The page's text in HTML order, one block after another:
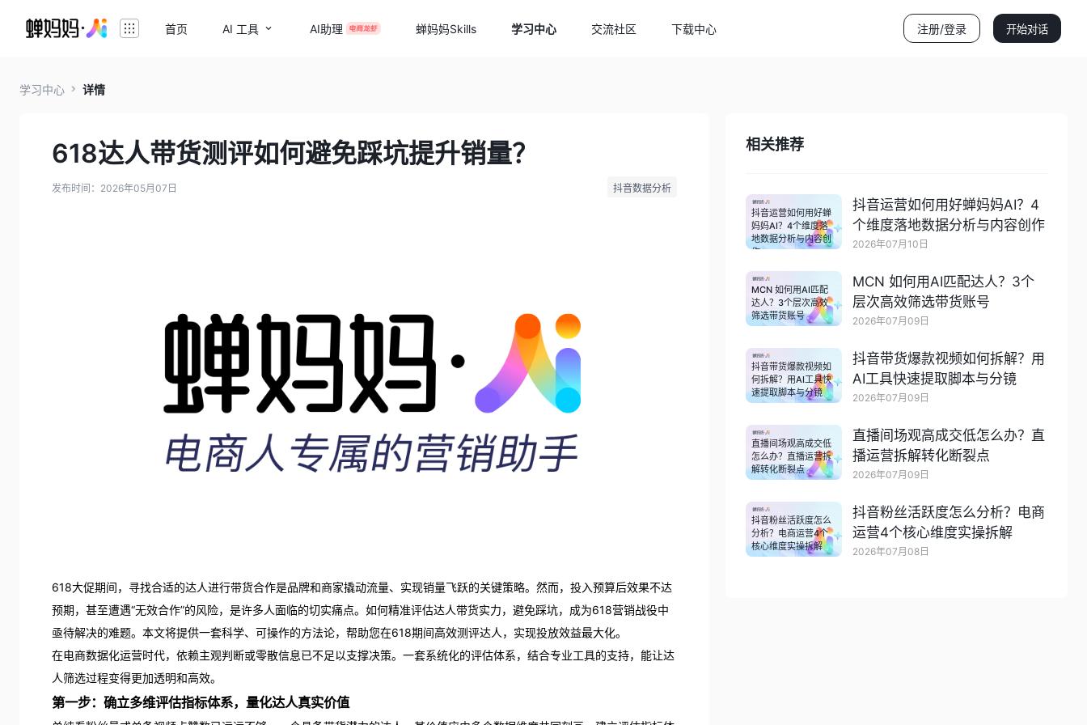
首页 AI 工具 AI助理 蝉妈妈Skills 学习中心 交流社区 下载中心 注册/登录 开始对话
学习中心 详情
618达人带货测评如何避免踩坑提升销量？
发布时间：2026年05月07日 抖音数据分析
618大促期间，寻找合适的达人进行带货合作是品牌和商家撬动流量、实现销量飞跃的关键策略。然而，投入预算后效果不达
预期，甚至遭遇“无效合作”的风险，是许多人面临的切实痛点。如何精准评估达人带货实力，避免踩坑，成为618营销战役中
亟待解决的难题。本文将提供一套科学、可操作的方法论，帮助您在618期间高效测评达人，实现投放效益最大化。
在电商数据化运营时代，依赖主观判断或零散信息已不足以支撑决策。一套系统化的评估体系，结合专业工具的支持，能让达
人筛选过程变得更加透明和高效。
第一步：确立多维评估指标体系，量化达人真实价值
相关推荐
抖音运营如何用好蝉
妈妈AI？4个维度落
地数据分析与内容创
作
抖音运营如何用好蝉妈妈AI？4
个维度落地数据分析与内容创作
2026年07月10日
MCN 如何用AI匹配
达人？3个层次高效
筛选带货账号
MCN 如何用AI匹配达人？3个
层次高效筛选带货账号
2026年07月09日
抖音带货爆款视频如
何拆解？用AI工具快
速提取脚本与分镜
抖音带货爆款视频如何拆解？用
AI工具快速提取脚本与分镜
2026年07月09日
直播间场观高成交低
怎么办？直播运营拆
解转化断裂点
直播间场观高成交低怎么办？直
播运营拆解转化断裂点
2026年07月09日
抖音粉丝活跃度怎么
分析？电商运营4个
核心维度实操拆解
抖音粉丝活跃度怎么分析？电商
运营4个核心维度实操拆解
2026年07月08日